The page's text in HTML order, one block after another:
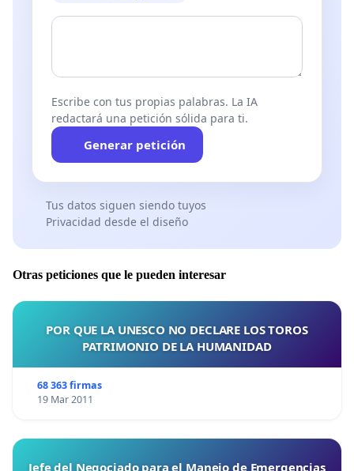
Escribe con tus propias palabras. La IA
redactará una petición sólida para ti.
Generar petición
Tus datos siguen siendo tuyos
Privacidad desde el diseño
Otras peticiones que le pueden interesar
POR QUE LA UNESCO NO DECLARE LOS TOROS
PATRIMONIO DE LA HUMANIDAD
68 363 firmas
19 Mar 2011
Jefe del Negociado para el Manejo de Emergencias